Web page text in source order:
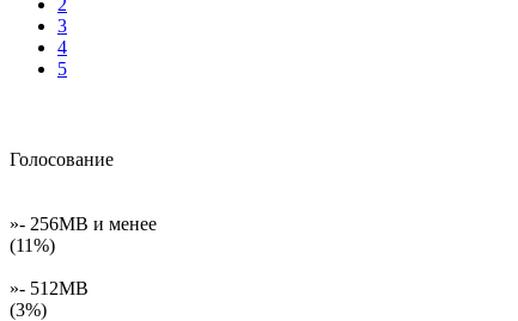
3
4
5
Голосование
»- 256MB и менее
(11%)
»- 512MB
(3%)